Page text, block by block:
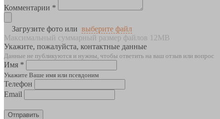
Комментарии *
Загрузите фото или выберите файл
Максимальный суммарный размер файлов 12MB
Укажите, пожалуйста, контактные данные
Данные не публикуются и нужны, чтобы ответить на ваш отзыв или вопрос
Имя *
Укажите Ваше имя или псевдоним
Телефон
Email
Отправить